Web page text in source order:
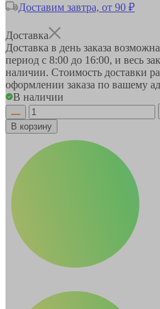
Доставим завтра, от 90 ₽
Доставка
Доставка в день заказа
период с 8:00 до 16:00, и весь
наличии. Стоимость доставки
оформлении заказа по вашему
В наличии
В корзину